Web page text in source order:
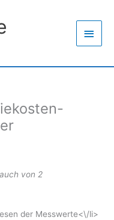
von 2
der Messwerte<\/li>